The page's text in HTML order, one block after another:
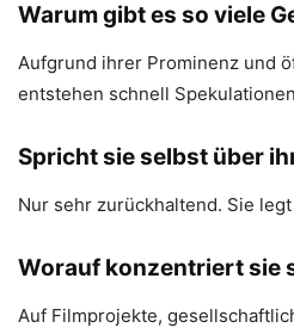
Warum gibt es so viele
Aufgrund ihrer Prominenz und
entstehen schnell
Spricht sie selbst über
Nur sehr zurückhaltend. Sie
Worauf konzentriert sie
Auf Filmprojekte,